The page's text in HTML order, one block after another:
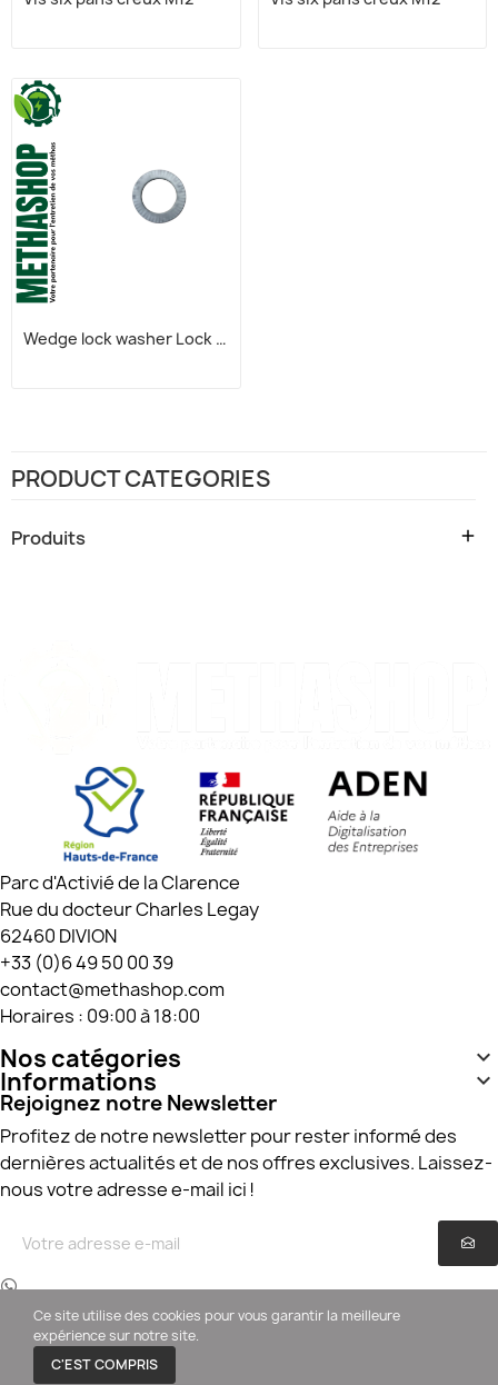
PRODUCT CATEGORIES
Produits 
Wedge lock washer Lock DIN 25201 Ø13 mm
Parc d'Activié de la Clarence
Rue du docteur Charles Legay
62460 DIVION
+33 (0)6 49 50 00 39
contact@methashop.com
Horaires : 09:00 à 18:00
Nos catégories 
Informations 
Rejoignez notre Newsletter
Profitez de notre newsletter pour rester informé des
dernières actualités et de nos offres exclusives. Laissez-
nous votre adresse e-mail ici !
RéalisationCleeck SAS-C2S– Copyright © 2025
Methashop. Tous droits réservés.
Ce site utilise des cookies pour vous garantir la meilleure
expérience sur notre site.
C'EST COMPRIS